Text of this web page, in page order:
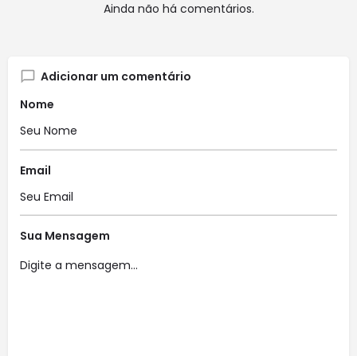
Ainda não há comentários.
Adicionar um comentário
Nome
Email
Sua Mensagem